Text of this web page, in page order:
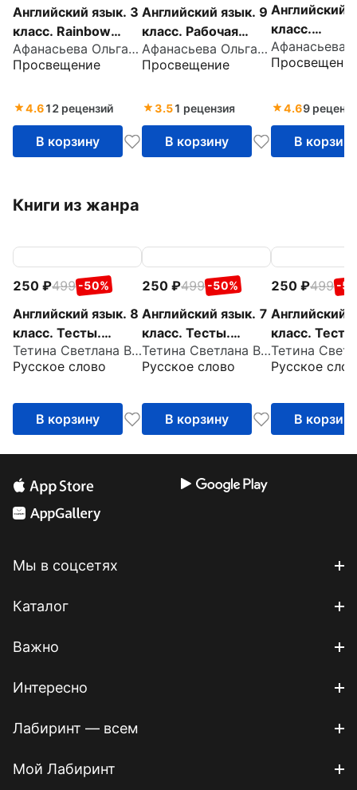
Английский язык. 3
класс. Rainbow
English. Рабочая
тетрадь. ФГОС
Афанасьева Ольга Васильевна
Просвещение
4.612 рецензий
В корзину
Английский язык. 9
класс. Рабочая
тетрадь к учебнику
О. В. Афанасьевой,
ФГОС
Афанасьева Ольга Васильевна
Просвещение
3.51 рецензия
В корзину
Английский
класс.
работы к
И.В.
4.69
В корзину
Книги из жанра
250 499 -50%
Английский язык. 8
класс. Тесты.
Лексика и
грамматика
Тетина Светлана Владимировна
Русское слово
В корзину
250 499 -50%
Английский язык. 7
класс. Тесты.
Лексика и
грамматика
Тетина Светлана Владимировна
Русское слово
В корзину
250 499 -
Английский
класс.
Лексика и
грамматика
Русское
В корзину
Мы в соцсетях
Каталог
Важно
Интересно
Лабиринт — всем
Мой Лабиринт